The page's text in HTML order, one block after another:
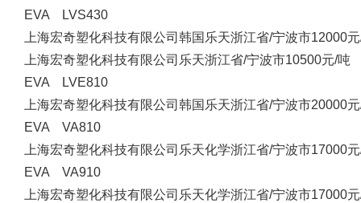
EVA LVS430
上海宏奇塑化科技有限公司 韩国乐天浙江省/宁波市12000
上海宏奇塑化科技有限公司 乐天浙江省/宁波市10500元/吨
EVA LVE810
上海宏奇塑化科技有限公司 韩国乐天浙江省/宁波市20000
EVA VA810
上海宏奇塑化科技有限公司 乐天化学浙江省/宁波市17000
EVA VA910
上海宏奇塑化科技有限公司 乐天化学浙江省/宁波市17000